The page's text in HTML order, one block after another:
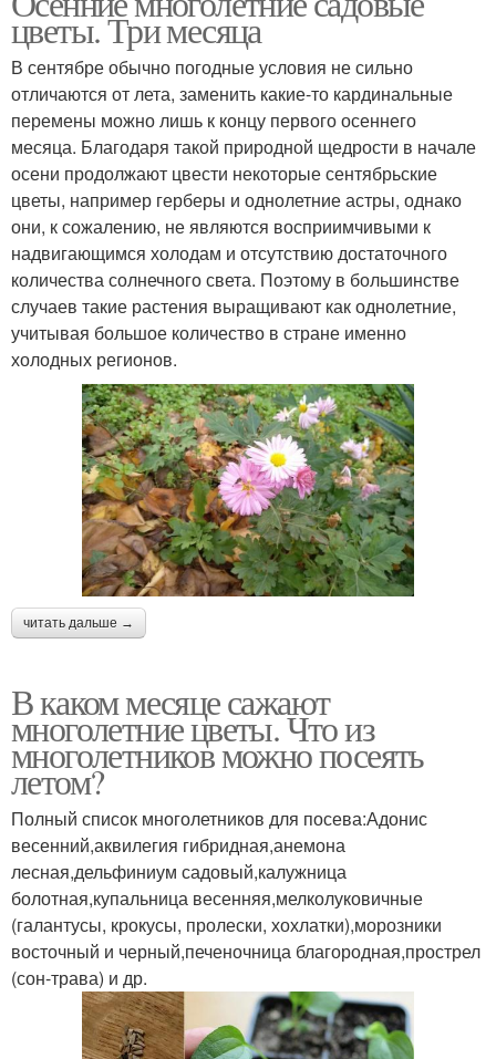
цветы. Три месяца
В сентябре обычно погодные условия не сильно
отличаются от лета, заменить какие-то кардинальные
перемены можно лишь к концу первого осеннего
месяца. Благодаря такой природной щедрости в начале
осени продолжают цвести некоторые сентябрьские
цветы, например герберы и однолетние астры, однако
они, к сожалению, не являются восприимчивыми к
надвигающимся холодам и отсутствию достаточного
количества солнечного света. Поэтому в большинстве
случаев такие растения выращивают как однолетние,
учитывая большое количество в стране именно
холодных регионов.
читать дальше →
В каком месяце сажают
многолетние цветы. Что из
многолетников можно посеять
летом?
Полный список многолетников для посева:Адонис
весенний,аквилегия гибридная,анемона
лесная,дельфиниум садовый,калужница
болотная,купальница весенняя,мелколуковичные
(галантусы, крокусы, пролески, хохлатки),морозники
восточный и черный,печеночница благородная,прострел
(сон-трава) и др.